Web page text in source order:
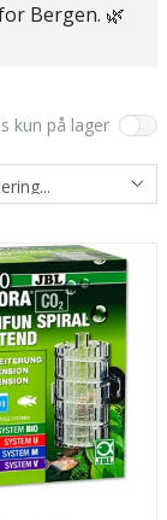
Bergen. 🌿
kun på lager